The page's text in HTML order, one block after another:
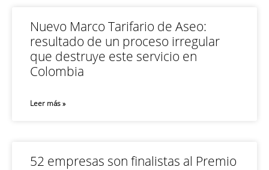
Nuevo Marco Tarifario de Aseo:
resultado de un proceso irregular
que destruye este servicio en
Colombia
Leer más »
52 empresas son finalistas al Premio